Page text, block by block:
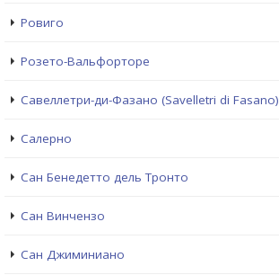
Ровиго
Розето-Вальфорторе
Савеллетри-ди-Фазано (Savelletri di Fasano)
Салерно
Сан Бенедетто дель Тронто
Сан Винчензо
Сан Джиминиано